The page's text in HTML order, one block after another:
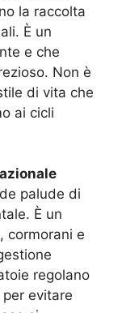
la raccolta
È un
e che
Non è
di vita che
ai cicli
palude di
È un
cormorani e
regolano
evitare